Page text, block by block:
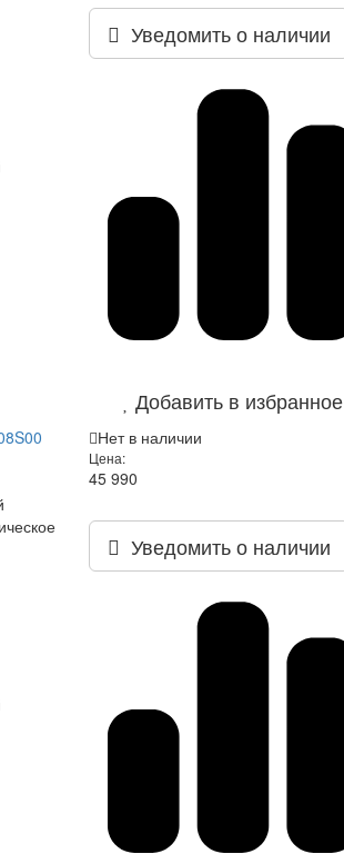
Уведомить о наличии
Добавить в избранное
Нет в наличии
Цена:
45 990
Уведомить о наличии